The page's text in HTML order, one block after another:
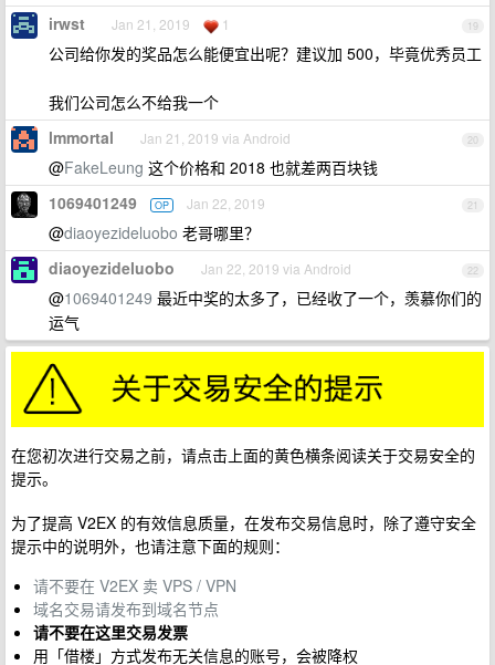
19
irwst Jan 21, 2019 1
公司给你发的奖品怎么能便宜出呢？建议加 500，毕竟优秀员工
我们公司怎么不给我一个
20
lmmortal Jan 21, 2019 via Android
@FakeLeung 这个价格和 2018 也就差两百块钱
21
1069401249 OP Jan 22, 2019
@diaoyezideluobo 老哥哪里？
22
diaoyezideluobo Jan 22, 2019 via Android
@1069401249 最近中奖的太多了，已经收了一个，羡慕你们的
运气
在您初次进行交易之前，请点击上面的黄色横条阅读关于交易安全的
提示。
为了提高 V2EX 的有效信息质量，在发布交易信息时，除了遵守安全
提示中的说明外，也请注意下面的规则：
请不要在 V2EX 卖 VPS / VPN
域名交易请发布到域名节点
请不要在这里交易发票
用「借楼」方式发布无关信息的账号，会被降权